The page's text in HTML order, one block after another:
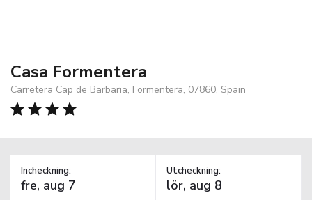
Casa Formentera
Carretera Cap de Barbaria, Formentera, 07860, Spain
Incheckning: Utcheckning: